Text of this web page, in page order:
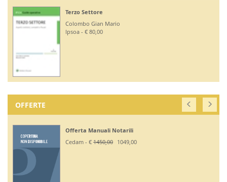
Terzo Settore
Colombo Gian Mario
Ipsoa - € 80,00
OFFERTE
Offerta Manuali Notarili
Cedam - € 1450,00 1049,00